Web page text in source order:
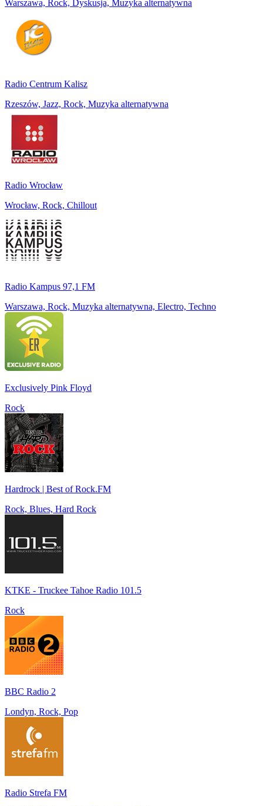
Warszawa, Rock, Dyskusja, Muzyka alternatywna
Radio Centrum Kalisz
Rzeszów, Jazz, Rock, Muzyka alternatywna
Radio Wrocław
Wrocław, Rock, Chillout
Radio Kampus 97,1 FM
Warszawa, Rock, Muzyka alternatywna, Electro, Techno
Exclusively Pink Floyd
Rock
Hardrock | Best of Rock.FM
Rock, Blues, Hard Rock
KTKE - Truckee Tahoe Radio 101.5
Rock
BBC Radio 2
Londyn, Rock, Pop
Radio Strefa FM